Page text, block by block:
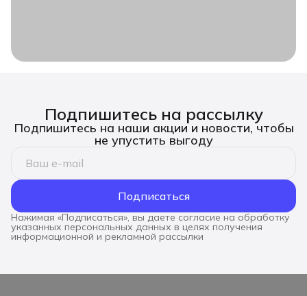
Подпишитесь на рассылку
Подпишитесь на наши акции и новости, чтобы
не упустить выгоду
Подписаться
Нажимая «Подписаться», вы даете согласие на обработку
указанных персональных данных в целях получения
информационной и рекламной рассылки